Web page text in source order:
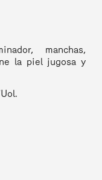
manchas,
la piel jugosa y